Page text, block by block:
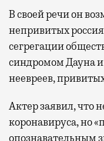
В своей речи он
непривитых
сегрегации
синдромом Дауна и
неевреев,
Актер заявил, что
коронавируса, но
опознавательным